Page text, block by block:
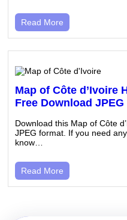
Read More
Map of Côte d’Ivoire
Free Download JPEG
Download this Map of Côte
JPEG format. If you need
know…
Read More